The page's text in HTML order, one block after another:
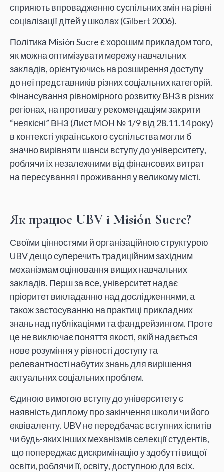
сприяють впровадженню суспільних змін на рівні
соціалізації дітей у школах (Gilbert 2006).
Політика Misión Sucre є хорошим прикладом того,
як можна оптимізувати мережу навчальних
закладів, орієнтуючись на розширення доступу
до неї представників різних соціальних категорій.
Фінансування рівномірного розвитку ВНЗ в різних
регіонах, на противагу рекомендаціям закрити
“неякісні” ВНЗ (Лист МОН № 1/9 від 28.11.14 року)
в контексті українського суспільства могли б
значно вирівняти шанси вступу до університету,
роблячи їх незалежними від фінансових витрат
на пересування і проживання у великому місті.
Як працює UBV і Misión Sucre?
Своїми цінностями й організаційною структурою
UBV дещо суперечить традиційним західним
механізмам оцінювання вищих навчальних
закладів. Перш за все, університет надає
пріоритет викладанню над дослідженнями, а
також застосуванню на практиці прикладних
знань над публікаціями та фандрейзингом. Проте
це не виключає поняття якості, якій надається
нове розуміння у рівності доступу та
релевантності набутих знань для вирішення
актуальних соціальних проблем.
Єдиною вимогою вступу до університету є
наявність диплому про закінчення школи чи його
еквіваленту. UBV не передбачає вступних іспитів
чи будь-яких інших механізмів селекції студентів,
що попереджає дискримінацію у здобутті вищої
освіти, роблячи її, освіту, доступною для всіх.